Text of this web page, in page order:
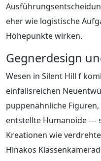
eher wie logistische
Höhepunkte wirken.
Gegnerdesign
Wesen in Silent Hill f
einfallsreichen
puppenähnliche
entstellte Humanoide —
Kreationen wie
Hinakos